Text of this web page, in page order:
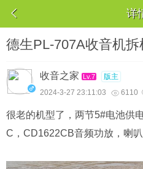
 详
德生PL-707A收音机拆
收音之家 Lv.7 版主
2024-3-27 23:11:03  6110
很老的机型了，两节5#电池供
C，CD1622CB音频功放，喇